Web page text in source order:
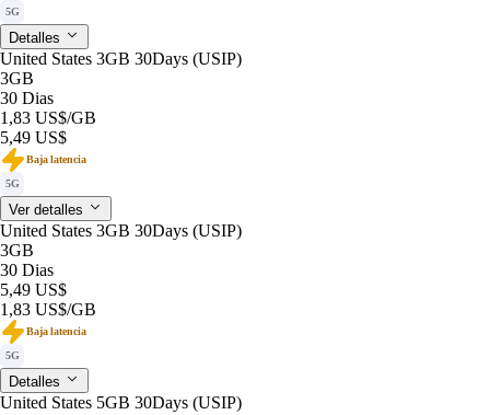
5G
Detalles
United States 3GB 30Days (USIP)
3GB
30 Dias
1,83 US$/GB
5,49 US$
Baja latencia
5G
Ver detalles
United States 3GB 30Days (USIP)
3GB
30 Dias
5,49 US$
1,83 US$/GB
Baja latencia
5G
Detalles
United States 5GB 30Days (USIP)